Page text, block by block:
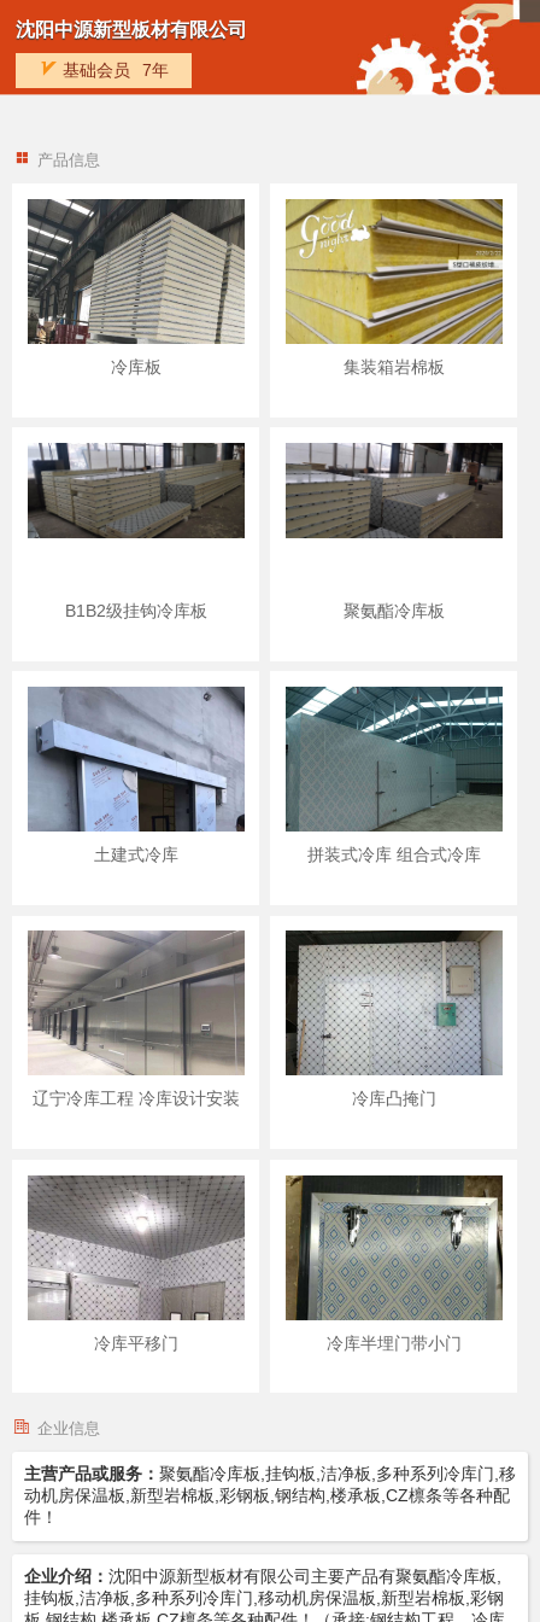
沈阳中源新型板材有限公司
基础会员 7年
产品信息
冷库板 集装箱岩棉板
B1B2级挂钩冷库板 聚氨酯冷库板
土建式冷库 拼装式冷库 组合式冷库
辽宁冷库工程 冷库设计安装 冷库凸掩门
冷库平移门 冷库半埋门带小门
企业信息
主营产品或服务： 聚氨酯冷库板,挂钩板,洁净板,多种系列冷库门,移
动机房保温板,新型岩棉板,彩钢板,钢结构,楼承板,CZ檩条等各种配
件！
企业介绍： 沈阳中源新型板材有限公司主要产品有聚氨酯冷库板,
挂钩板,洁净板,多种系列冷库门,移动机房保温板,新型岩棉板,彩钢